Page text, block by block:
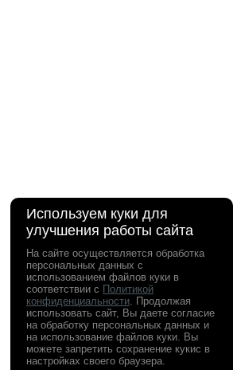
Используем куки для
улучшения работы сайта
На сайте осуществляется обработка
персональных данных с
использованием файлов куки в
соответствии с Политикой
конфиденциальности. Продолжая
использовать сайт, Вы даете согласие
на обработку персональных данных и
на использование файлов куки. Вы
можете запретить сохранение кукис в
настройках своего браузера.